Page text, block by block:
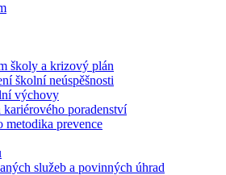
školy a krizový plán
školní neúspěšnosti
výchovy
poradenství
metodika prevence
služeb a povinných úhrad